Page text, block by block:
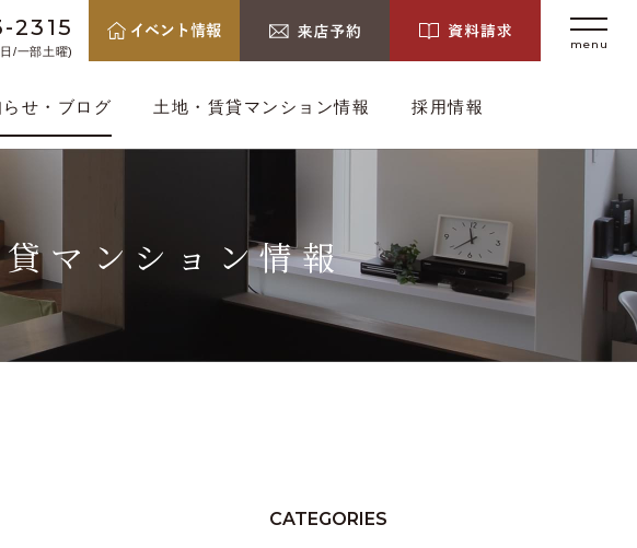
2315
/一部土曜) menu
らせ・ブログ 土地・賃貸マンション情報 採用情報
マンション情報
CATEGORIES